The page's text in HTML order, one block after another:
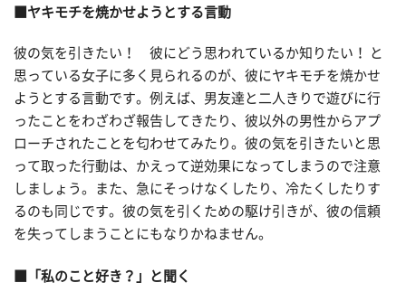
■ヤキモチを焼かせようとする言動
彼の気を引きたい！ 彼にどう思われているか知りたい！ と
思っている女子に多く見られるのが、彼にヤキモチを焼かせ
ようとする言動です。例えば、男友達と二人きりで遊びに行
ったことをわざわざ報告してきたり、彼以外の男性からアプ
ローチされたことを匂わせてみたり。彼の気を引きたいと思
って取った行動は、かえって逆効果になってしまうので注意
しましょう。また、急にそっけなくしたり、冷たくしたりす
るのも同じです。彼の気を引くための駆け引きが、彼の信頼
を失ってしまうことにもなりかねません。
■「私のこと好き？」と聞く